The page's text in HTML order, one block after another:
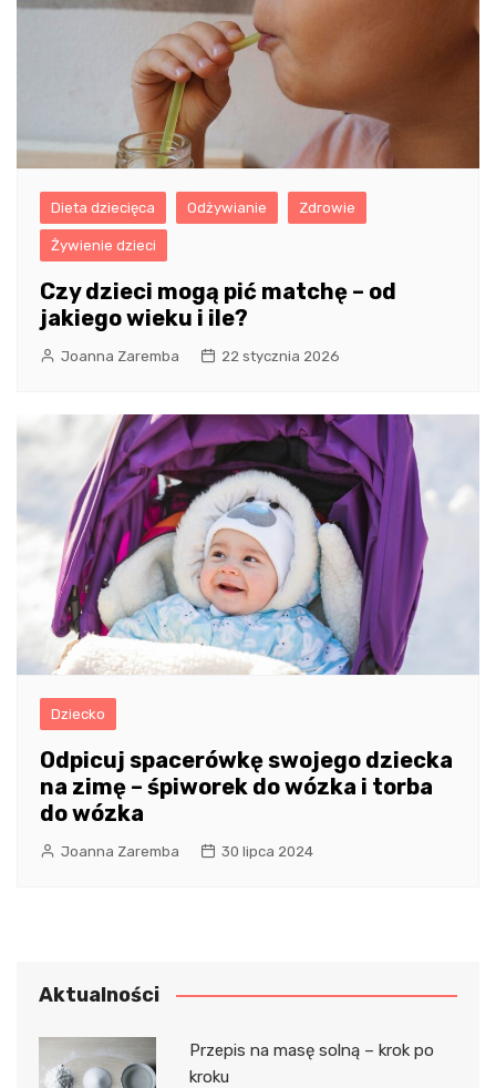
Dieta dziecięca Odżywianie Zdrowie
Żywienie dzieci
Czy dzieci mogą pić matchę – od
jakiego wieku i ile?
Joanna Zaremba 22 stycznia 2026
Dziecko
Odpicuj spacerówkę swojego dziecka
na zimę – śpiworek do wózka i torba
do wózka
Joanna Zaremba 30 lipca 2024
Aktualności
Przepis na masę solną – krok po
kroku